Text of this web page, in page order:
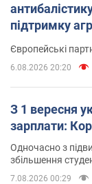
підтримку
Європейські
6.08.2026 20:20
З 1 вересня
зарплати:
Одночасно з
збільшення
7.08.2026 00:29